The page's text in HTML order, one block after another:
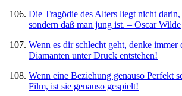
Die Tragödie des Alters liegt nicht darin,
sondern daß man jung ist. – Oscar Wilde
Wenn es dir schlecht geht, denke immer
Diamanten unter Druck entstehen!
Wenn eine Beziehung genauso Perfekt
Film, ist sie genauso gespielt!